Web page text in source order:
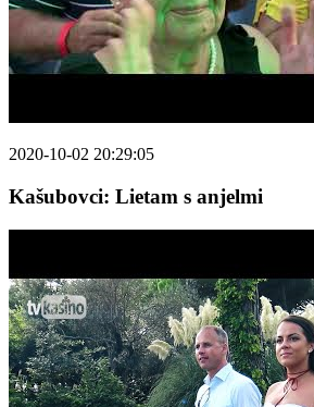
2020-10-02 20:29:05
Kašubovci: Lietam s anjelmi